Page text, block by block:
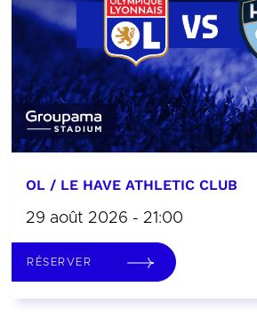
OL / LE HAVE ATHLETIC CLUB
29 août 2026 - 21:00
RÉSERVER